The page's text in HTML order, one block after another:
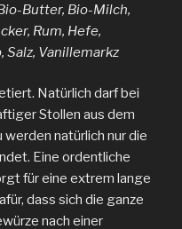
Butter, Bio-Milch,
Rum, Hefe,
Vanillemarkz
Natürlich darf bei
Stollen aus dem
natürlich nur die
Eine ordentliche
für eine extrem lange
dass sich die ganze
nach einer